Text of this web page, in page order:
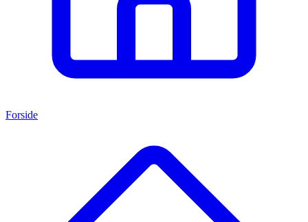
Forside